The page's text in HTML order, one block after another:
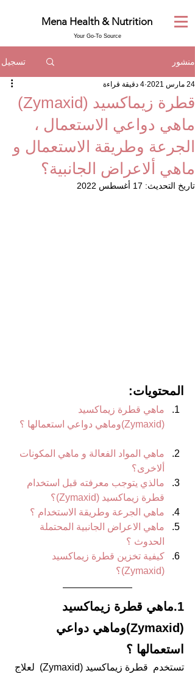
Mena Health & Nutrition
Your Go-To Source
منشور تسجيل
قطرة زيماكسيد (Zymaxid)
ماهي دواعي الاستعمال ،
الجرعة وطريقة الاستعمال و
ماهي ألاعراض الجانبية؟
24 مارس 2021 4 دقيقة قراءة
تاريخ التحديث: 17 أغسطس 2022
المحتويات:
ماهي قطرة زيماكسيد
(Zymaxid)وماهي دواعي استعمالها ؟
ماهي المواد الفعالة و ماهي المكونات
ألاخرى؟
مالذي يتوجب معرفته قبل استخدام
قطرة زيماكسيد (Zymaxid)؟
ماهي الجرعة وطريقة الاستخدام ؟
ماهي الاعراض الجانبية المحتملة
الحدوث ؟
كيفية تخزين قطرة زيماكسيد
(Zymaxid)؟
1.ماهي قطرة زيماكسيد
(Zymaxid)وماهي دواعي
استعمالها ؟
تستخدم  قطرة زيماكسيد (Zymaxid)  لعلاج